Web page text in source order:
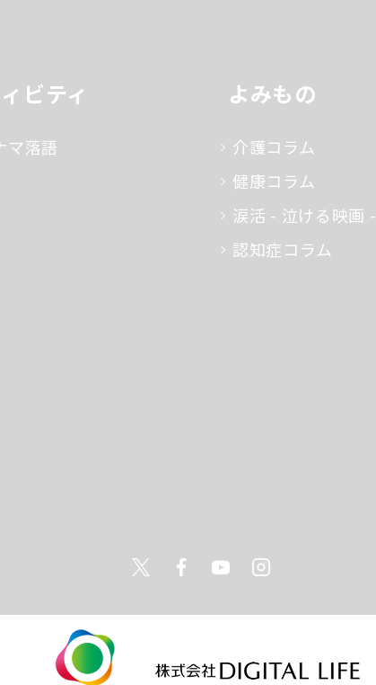
ビティ
マ落語
よみもの
介護コラム
健康コラム
涙活 - 泣ける映画 -
認知症コラム
TwitterFacebookYoutube